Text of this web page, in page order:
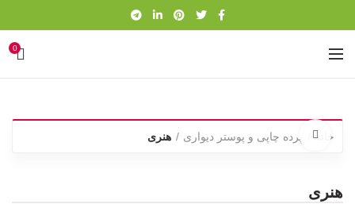
0
خانه پرده چاپی و پوستر دیواری هنری برای بزرگنمایی کلیک کنید
هنری